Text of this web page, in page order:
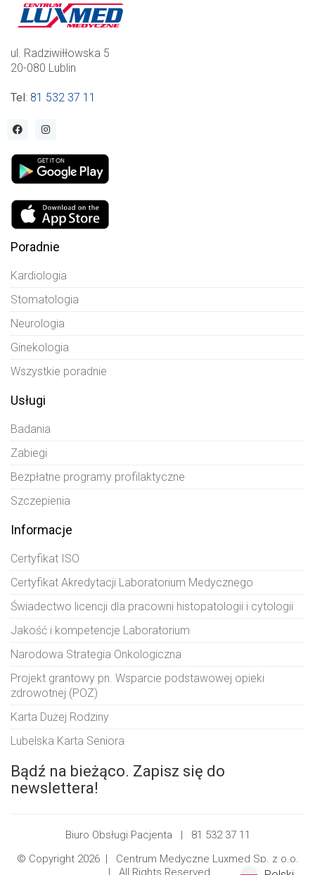
ul. Radziwiłłowska 5
20-080 Lublin
Tel: 81 532 37 11
Poradnie
Kardiologia
Stomatologia
Neurologia
Ginekologia
Wszystkie poradnie
Usługi
Badania
Zabiegi
Bezpłatne programy profilaktyczne
Szczepienia
Informacje
Certyfikat ISO
Certyfikat Akredytacji Laboratorium Medycznego
Świadectwo licencji dla pracowni histopatologii i cytologii
Jakość i kompetencje Laboratorium
Narodowa Strategia Onkologiczna
Projekt grantowy pn. Wsparcie podstawowej opieki
zdrowotnej (POZ)
Karta Dużej Rodziny
Lubelska Karta Seniora
Bądź na bieżąco. Zapisz się do
newslettera!
Biuro Obsługi Pacjenta | 81 532 37 11
© Copyright 2026 | Centrum Medyczne Luxmed Sp. z o.o.